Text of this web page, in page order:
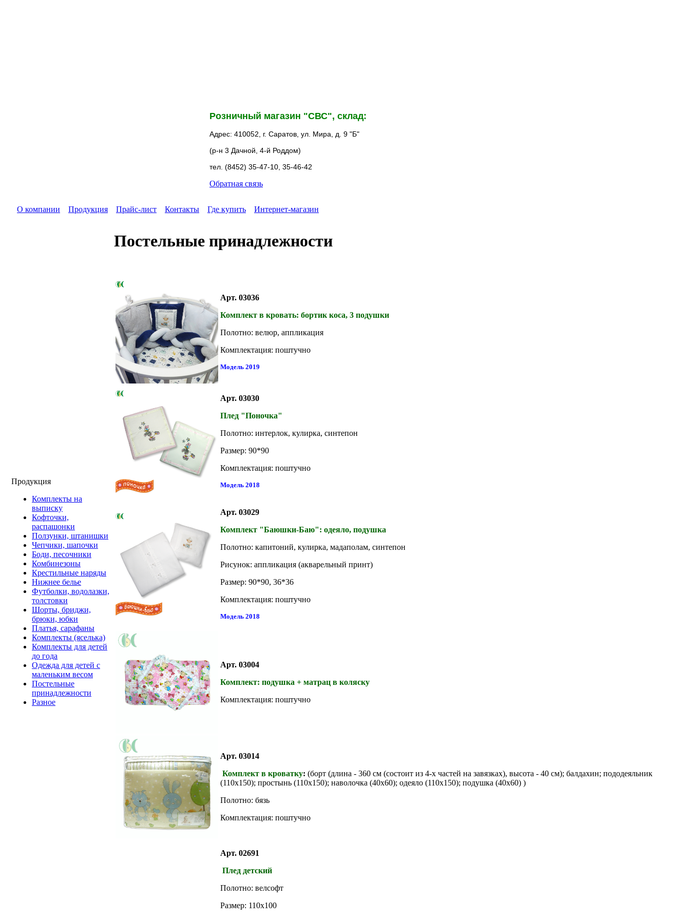
Розничный магазин "СВС", склад:
Адрес: 410052, г. Саратов, ул. Мира, д. 9 "Б"
(р-н 3 Дачной, 4-й Роддом)
тел. (8452) 35-47-10, 35-46-42
Обратная связь
О компании Продукция Прайс-лист Контакты Где купить Интернет-магазин
Продукция
Комплекты на
выписку
Кофточки,
распашонки
Ползунки, штанишки
Чепчики, шапочки
Боди, песочники
Комбинезоны
Крестильные наряды
Нижнее белье
Футболки, водолазки,
толстовки
Шорты, бриджи,
брюки, юбки
Платья, сарафаны
Комплекты (яселька)
Комплекты для детей
до года
Одежда для детей с
маленьким весом
Постельные
принадлежности
Разное
Постельные принадлежности
Арт. 03036
Комплект в кровать: бортик коса, 3 подушки
Полотно: велюр, аппликация
Комплектация: поштучно
Модель 2019
Арт. 03030
Плед "Поночка"
Полотно: интерлок, кулирка, синтепон
Размер: 90*90
Комплектация: поштучно
Модель 2018
Арт. 03029
Комплект "Баюшки-Баю": одеяло, подушка
Полотно: капитоний, кулирка, мадаполам, синтепон
Рисунок: аппликация (акварельный принт)
Размер: 90*90, 36*36
Комплектация: поштучно
Модель 2018
Арт. 03004
Комплект: подушка + матрац в коляску
Комплектация: поштучно
Арт. 03014
Комплект в кроватку: (борт (длина - 360 см (состоит из 4-х частей на завязках), высота - 40 см); балдахин; пододеяльник
(110х150); простынь (110х150); наволочка (40х60); одеяло (110х150); подушка (40х60) )
Полотно: бязь
Комплектация: поштучно
Арт. 02691
Плед детский
Полотно: велсофт
Размер: 110х100